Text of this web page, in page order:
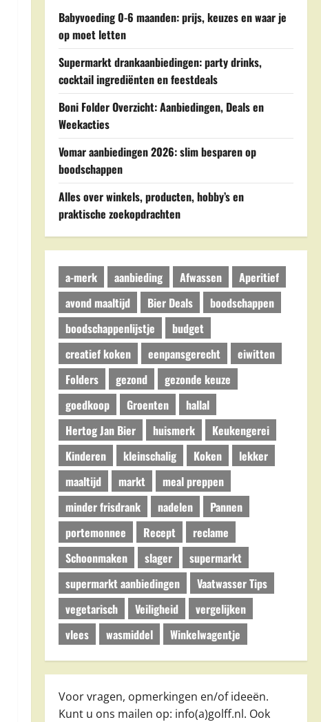
Babyvoeding 0-6 maanden: prijs, keuzes en waar je
op moet letten
Supermarkt drankaanbiedingen: party drinks,
cocktail ingrediënten en feestdeals
Boni Folder Overzicht: Aanbiedingen, Deals en
Weekacties
Vomar aanbiedingen 2026: slim besparen op
boodschappen
Alles over winkels, producten, hobby’s en
praktische zoekopdrachten
a-merk aanbieding Afwassen
Aperitief
avond maaltijd
Bier Deals
boodschappen
boodschappenlijstje
budget
creatief koken
eenpansgerecht
eiwitten
Folders
gezond
gezonde keuze
goedkoop
Groenten
hallal
Hertog Jan Bier
huismerk
Keukengerei
Kinderen
kleinschalig Koken
lekker
maaltijd
markt
meal preppen
minder frisdrank
nadelen
Pannen
portemonnee
Recept
reclame
Schoonmaken
slager
supermarkt
supermarkt aanbiedingen
Vaatwasser Tips
vegetarisch
Veiligheid
vergelijken
vlees
wasmiddel Winkelwagentje
Voor vragen, opmerkingen en/of ideeën.
Kunt u ons mailen op: info(a)golff.nl. Ook